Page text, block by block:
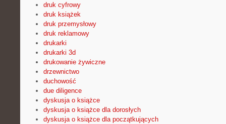
druk cyfrowy
druk książek
druk przemysłowy
druk reklamowy
drukarki
drukarki 3d
drukowanie żywiczne
drzewnictwo
duchowość
due diligence
dyskusja o książce
dyskusja o książce dla dorosłych
dyskusja o książce dla początkujących